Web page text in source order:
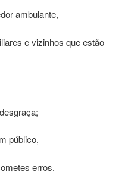
ambulante,
e vizinhos que estão
público,
erros.